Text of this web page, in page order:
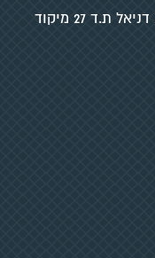
ישיבת מקור חיים קרית חינוך נווה דניאל ת.ד 27 מיקוד